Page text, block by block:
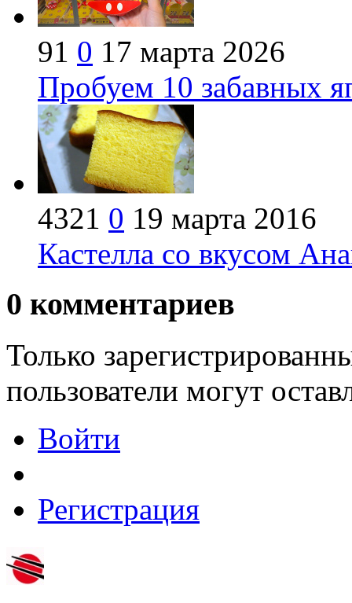
91 0 17 марта 2026
Пробуем 10 забавных
4321 0 19 марта 2016
Кастелла со вкусом
0 комментариев
Только
пользователи могут
Войти
Регистрация